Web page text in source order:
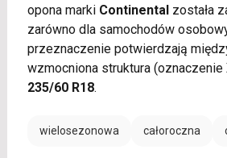
opona marki Continentalzostała
zarówno dla samochodów
przeznaczenie potwierdzają
wzmocniona struktura (oznaczenie
235/60 R18.
wielosezonowa całoroczna